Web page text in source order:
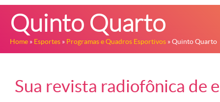
Quinto Quarto
Home » Esportes » Programas e Quadros Esportivos » Quinto Quarto
Sua revista radiofônica de